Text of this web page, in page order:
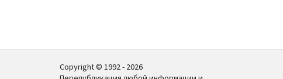
Copyright © 1992 - 2026